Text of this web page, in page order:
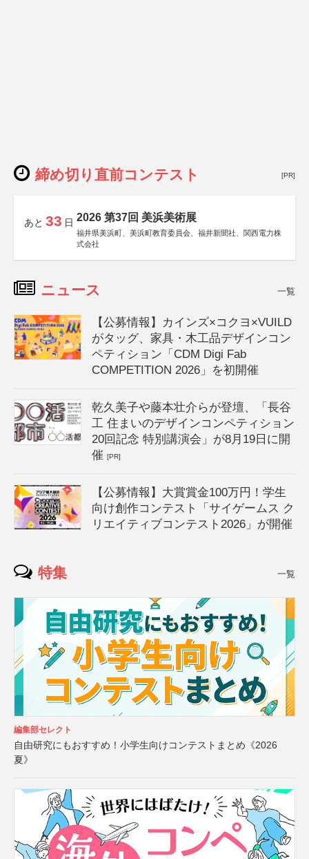
締め切り直前コンテスト [PR]
あと 33 日 2026 第37回 美浜美術展
福井県美浜町、美浜町教育委員会、福井新聞社、関西電力株
式会社
ニュース 一覧
【公募情報】カインズ×コクヨ×VUILD
がタッグ、家具・木工品デザインコン
ペティション「CDM Digi Fab
COMPETITION 2026」を初開催
乾久美子や藤本壮介らが登壇、「長谷
工 住まいのデザインコンペティション
20回記念 特別講演会」が8月19日に開
催[PR]
【公募情報】大賞賞金100万円！学生
向け創作コンテスト「サイゲームス ク
リエイティブコンテスト2026」が開催
特集 一覧
編集部セレクト
自由研究にもおすすめ！小学生向けコンテストまとめ《2026
夏》